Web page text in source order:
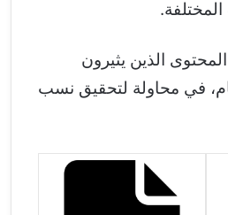
الذين يثيرون
في محاولة لتحقيق نسب